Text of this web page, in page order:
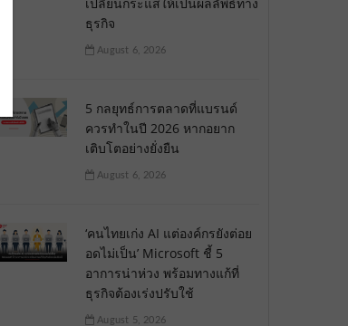
ธุรกิจ
August 6, 2026
5 กลยุทธ์การตลาดที่แบรนด์
ควรทำในปี 2026 หากอยาก
เติบโตอย่างยั่งยืน
August 6, 2026
‘คนไทยเก่ง AI แต่องค์กรยังต่อย
อดไม่เป็น’ Microsoft ชี้ 5
อาการน่าห่วง พร้อมทางแก้ที่
ธุรกิจต้องเร่งปรับใช้
August 5, 2026